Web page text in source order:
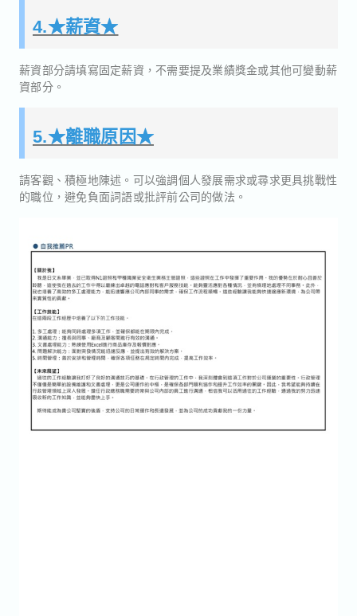
4.★薪資★
薪資部分請填寫固定薪資，不需要提及業績獎金或其他可變動薪
資部分。
5.★離職原因★
請客觀、積極地陳述。可以強調個人發展需求或尋求更具挑戰性
的職位，避免負面詞語或批評前公司的做法。